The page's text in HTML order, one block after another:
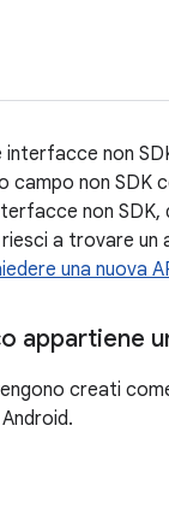
non
campo non
non
a trovare
una nuova
appartiene
creati